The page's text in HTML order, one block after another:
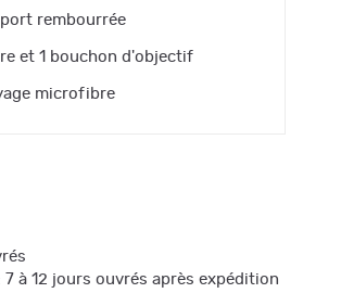
rembourrée
et 1 bouchon d'objectif
microfibre
à 12 jours ouvrés après expédition